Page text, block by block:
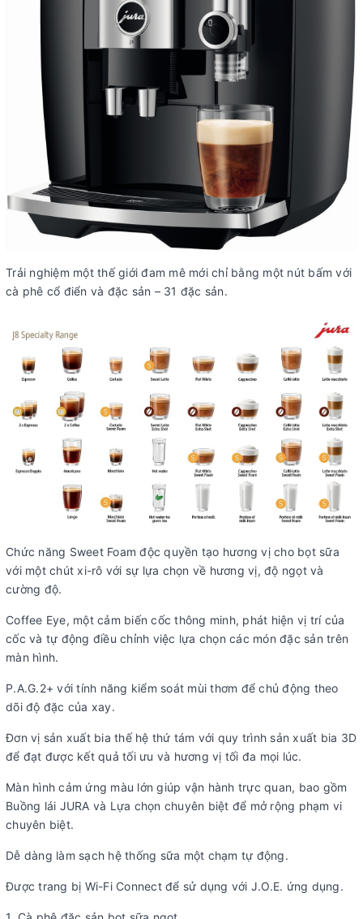
Trải nghiệm một thế giới đam mê mới chỉ bằng một nút bấm với
cà phê cổ điển và đặc sản – 31 đặc sản.
Chức năng Sweet Foam độc quyền tạo hương vị cho bọt sữa
với một chút xi-rô với sự lựa chọn về hương vị, độ ngọt và
cường độ.
Coffee Eye, một cảm biến cốc thông minh, phát hiện vị trí của
cốc và tự động điều chỉnh việc lựa chọn các món đặc sản trên
màn hình.
P.A.G.2+ với tính năng kiểm soát mùi thơm để chủ động theo
dõi độ đặc của xay.
Đơn vị sản xuất bia thế hệ thứ tám với quy trình sản xuất bia 3D
để đạt được kết quả tối ưu và hương vị tối đa mọi lúc.
Màn hình cảm ứng màu lớn giúp vận hành trực quan, bao gồm
Buồng lái JURA và Lựa chọn chuyên biệt để mở rộng phạm vi
chuyên biệt.
Dễ dàng làm sạch hệ thống sữa một chạm tự động.
Được trang bị Wi-Fi Connect để sử dụng với J.O.E. ứng dụng.